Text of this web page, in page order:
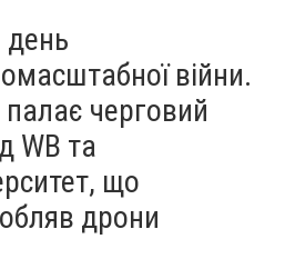
день
війни.
черговий
WB та
що
дрони